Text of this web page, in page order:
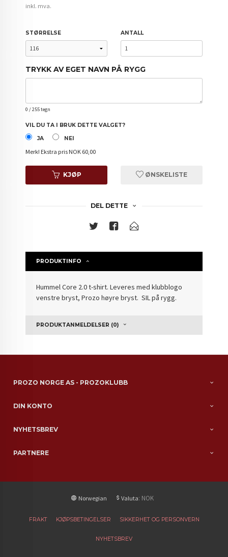
inkl. mva.
STØRRELSE ANTALL
TRYKK AV EGET NAVN PÅ RYGG
0 / 255 tegn
VIL DU TA I BRUK DETTE VALGET?
JA
NEI
Merk! Ekstra pris NOK 60,00
KJØP ØNSKELISTE
DEL DETTE
PRODUKTINFO
Hummel Core 2.0 t-shirt. Leveres med klubblogo
venstre bryst, Prozo høyre bryst. SIL på rygg.
PRODUKTANMELDELSER (0)
PROZO NORGE AS - PROZOKLUBB
DIN KONTO
NYHETSBREV
PARTNERE
Norwegian Valuta: NOK
FRAKT KJØPSBETINGELSER SIKKERHET OG PERSONVERN
NYHETSBREV